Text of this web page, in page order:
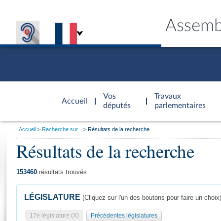
Accueil
d'accueil
Vos
députés
Travaux
parlementaires
Général
Vous
Accueil Recherche sur... Résultats de la recherche
Résultats de la recherche
153460 résultats trouvés
LÉGISLATURE (Cliquez sur l'un des boutons pour faire un choix)
17e législature (X) Précédentes législatures